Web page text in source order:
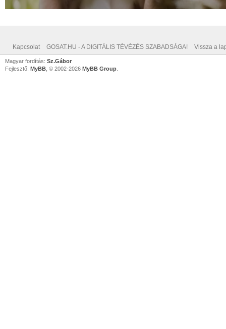
Kapcsolat GOSAT.HU - A DIGITÁLIS TÉVÉZÉS SZABADSÁGA! Vissza a
Magyar fordítás: Sz.Gábor
Fejlesztő: MyBB , © 2002-2026 MyBB Group